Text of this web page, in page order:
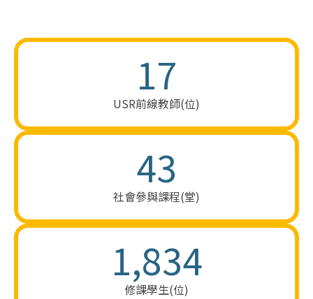
17
USR​前​線教​師(位)​
43
社​會參與​課程(堂)
1,834
修課​學生(位)​